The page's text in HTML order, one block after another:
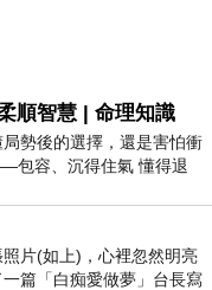
順智慧 | 命理知識
勢後的選擇，還是害怕衝
容、沉得住氣 懂得退
片(如上)，心裡忽然明亮
篇「白痴愛做夢」台長寫